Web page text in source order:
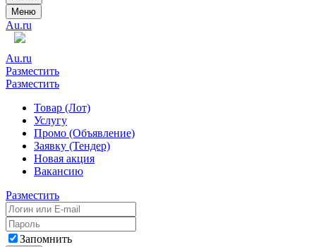
Меню
Au.ru
Au.ru
Разместить
Разместить
Товар (Лот)
Услугу
Промо (Объявление)
Заявку (Тендер)
Новая акция
Вакансию
Разместить
Запомнить